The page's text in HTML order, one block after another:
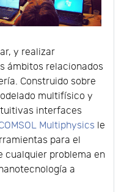
y realizar
ámbitos relacionados
Construido sobre
multifísico y
interfaces
Multiphysics le
para el
cualquier problema en
a